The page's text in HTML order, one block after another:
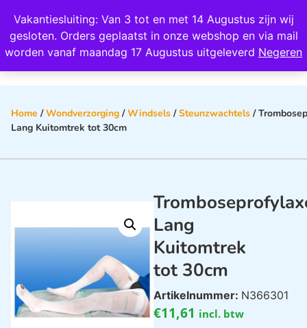
Vakantiesluiting: Van 3 tot en met 14 Augustus zijn wij
gesloten. Orders geplaatst in onze webshop en via mail
worden vanaf maandag 17 Augustus uitgeleverd Negeren
Wij scoren een 4,8 op Google
Home /Wondverzorging /Windsels /Steunzwachtels /
Lang Kuitomtrek tot 30cm
Lang
Kuitomtrek
tot 30cm
Artikelnummer: N366301
€11,61 incl. btw